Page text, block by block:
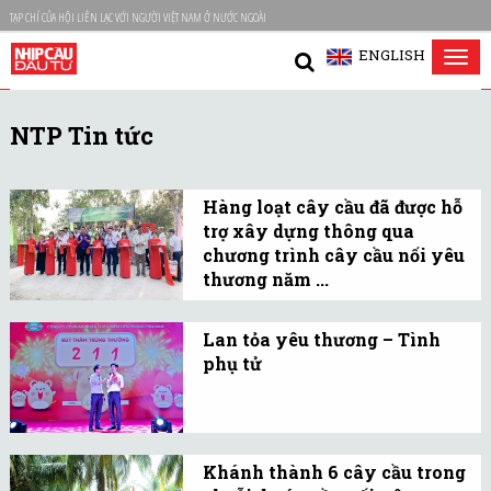
TẠP CHÍ CỦA HỘI LIÊN LẠC VỚI NGƯỜI VIỆT NAM Ở NƯỚC NGOÀI
ENGLISH
NTP Tin tức
Hàng loạt cây cầu đã được hỗ
trợ xây dựng thông qua
chương trình cây cầu nối yêu
thương năm ...
Công ty Cổ Phần Nhựa
Thiếu Niên Tiền Phong
được thành lập từ năm
60 năm đồng hành và
phát triển cùng gia đình
Lan tỏa yêu thương – Tình
phụ tử
đàn ông nào cũng khát
khao mang lại hạnh phúc
Khánh thành 6 cây cầu trong